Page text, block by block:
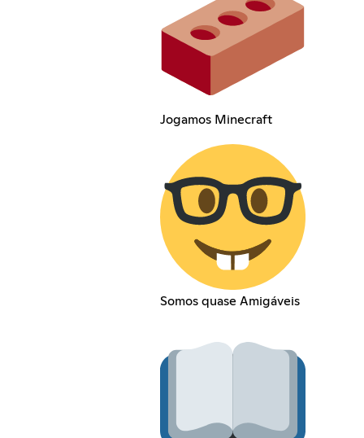
Jogamos Minecraft
Somos quase Amigáveis